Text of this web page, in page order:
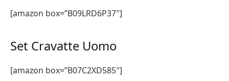
[amazon box=”B09LRD6P37″]
Set Cravatte Uomo
[amazon box=”B07C2XD585″]